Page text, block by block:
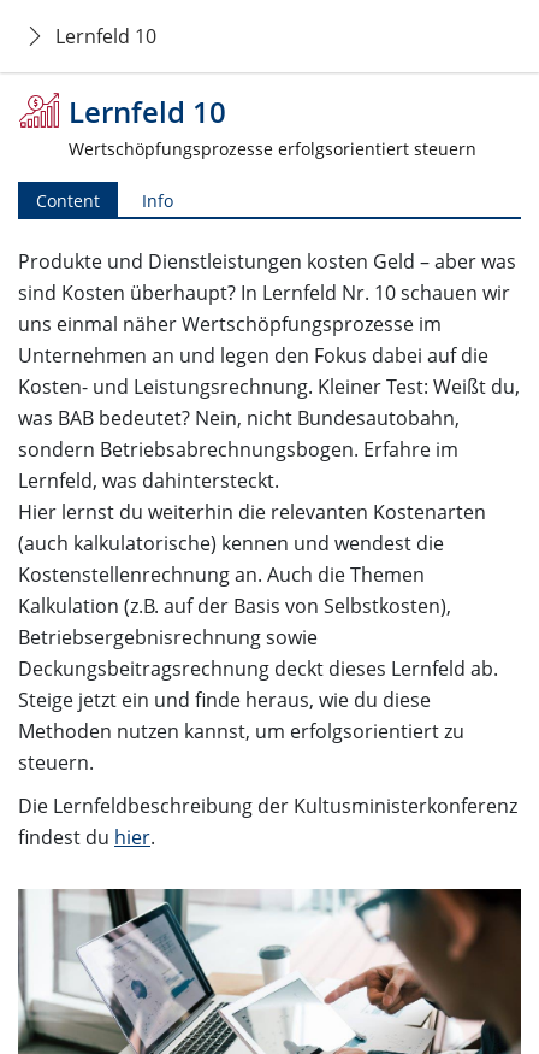
Lernfeld 10
Lernfeld 10
Wertschöpfungsprozesse erfolgsorientiert steuern
Content Info
Produkte und Dienstleistungen kosten Geld – aber was
sind Kosten überhaupt? In Lernfeld Nr. 10 schauen wir
uns einmal näher Wertschöpfungsprozesse im
Unternehmen an und legen den Fokus dabei auf die
Kosten- und Leistungsrechnung. Kleiner Test: Weißt du,
was BAB bedeutet? Nein, nicht Bundesautobahn,
sondern Betriebsabrechnungsbogen. Erfahre im
Lernfeld, was dahintersteckt.
Hier lernst du weiterhin die relevanten Kostenarten
(auch kalkulatorische) kennen und wendest die
Kostenstellenrechnung an. Auch die Themen
Kalkulation (z.B. auf der Basis von Selbstkosten),
Betriebsergebnisrechnung sowie
Deckungsbeitragsrechnung deckt dieses Lernfeld ab.
Steige jetzt ein und finde heraus, wie du diese
Methoden nutzen kannst, um erfolgsorientiert zu
steuern.
Die Lernfeldbeschreibung der Kultusministerkonferenz
findest du hier.